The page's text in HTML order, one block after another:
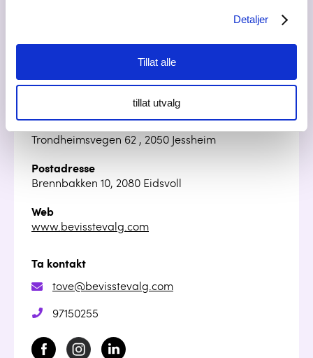
Detaljer
Tillat alle
tillat utvalg
Trondheimsvegen 62 , 2050 Jessheim
Postadresse
Brennbakken 10, 2080 Eidsvoll
Web
www.bevisstevalg.com
Ta kontakt
tove@bevisstevalg.com
97150255